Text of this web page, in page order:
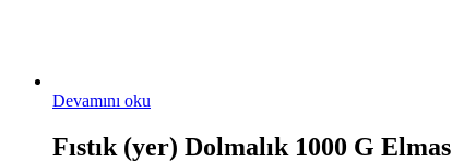
Devamını oku
Fıstık (yer) Dolmalık 1000 G Elmas